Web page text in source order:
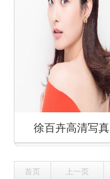
徐百卉高清写真
首页 上一页